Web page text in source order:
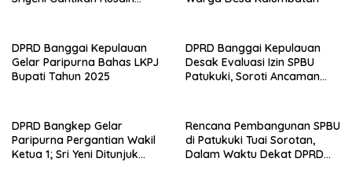
DPRD Banggai Kepulauan
Gelar Paripurna Bahas LKPJ
Bupati Tahun 2025
DPRD Banggai Kepulauan
Desak Evaluasi Izin SPBU
Patukuki, Soroti Ancaman
DPRD Bangkep Gelar
Paripurna Pergantian Wakil
Ketua 1; Sri Yeni Ditunjuk
Rencana Pembangunan SPBU
di Patukuki Tuai Sorotan,
Dalam Waktu Dekat DPRD